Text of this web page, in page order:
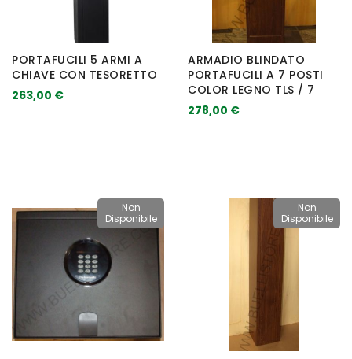
PORTAFUCILI 5 ARMI A
CHIAVE CON TESORETTO
263,00 €
ARMADIO BLINDATO
PORTAFUCILI A 7 POSTI
COLOR LEGNO TLS / 7
278,00 €
Non
Disponibile
Non
Disponibile